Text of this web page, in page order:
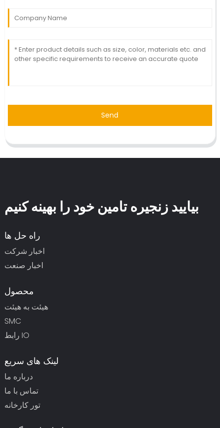
Send
بیایید زنجیره تامین خود را بهینه کنیم
راه حل ها
اخبار شرکت
اخبار صنعت
محصول
هیئت به هیئت
SMC
رابط IO
لینک های سریع
درباره ما
تماس با ما
تور کارخانه